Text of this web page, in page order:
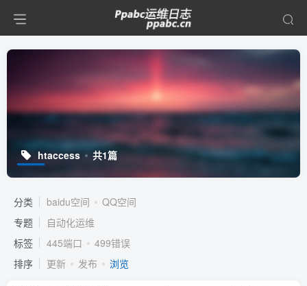
htaccess 共1篇
分类 baidu空间
QQ空间
专题
自动化运维
标签
445端口
499错误
排序
更新 发布 浏览